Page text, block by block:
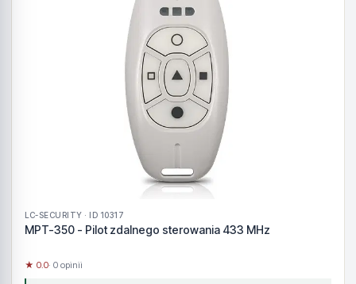
LC-SECURITY · ID 10317
MPT-350 - Pilot zdalnego sterowania 433 MHz
★ 0.0· 0 opinii